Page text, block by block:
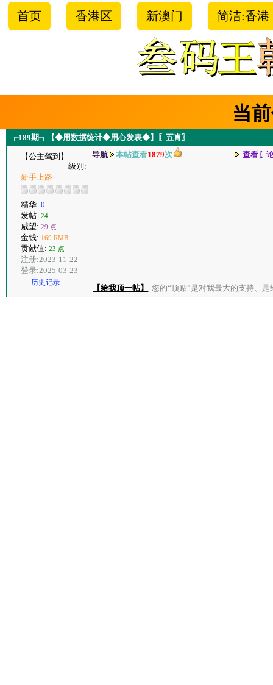
首页 香港区 新澳门 简洁:香港
当
┏189期┓【◆用数据统计◆用心发表◆】〖五肖〗
【公主驾到】
级别:
新手上路
精华: 0
发帖: 24
威望: 29 点
金钱: 169 RMB
贡献值: 23 点
注册:2023-11-22
登录:2025-03-23
历史记录
导航 本帖查看1879次 查看〖
【给我顶一帖】 您的“顶贴”是对我最大的支持、